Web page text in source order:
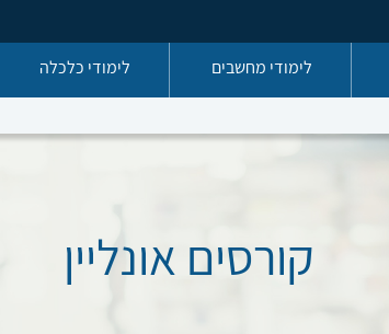
לימודי מחשבים לימודי כלכלה
קורסים אונליין